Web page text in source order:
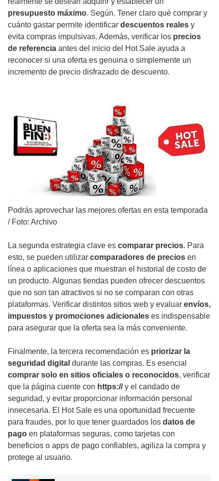
presupuesto máximo. Según. Tener claro qué comprar y
cuánto gastar permite identificar descuentos reales y
evita compras impulsivas. Además, verificar los precios
de referencia antes del inicio del Hot Sale ayuda a
reconocer si una oferta es genuina o simplemente un
incremento de precio disfrazado de descuento.
Podrás aprovechar las mejores ofertas en esta temporada
/ Foto: Archivo
La segunda estrategia clave es comparar precios. Para
esto, se pueden utilizar comparadores de precios en
línea o aplicaciones que muestran el historial de costo de
un producto. Algunas tiendas pueden ofrecer descuentos
que no son tan atractivos si no se comparan con otras
plataformas. Verificar distintos sitios web y evaluar envíos,
impuestos y promociones adicionales es indispensable
para asegurar que la oferta sea la más conveniente.
Finalmente, la tercera recomendación es priorizar la
seguridad digital durante las compras. Es esencial
comprar solo en sitios oficiales o reconocidos, verificar
que la página cuente con https://y el candado de
seguridad, y evitar proporcionar información personal
innecesaria. El Hot Sale es una oportunidad frecuente
para fraudes, por lo que tener guardados los datos de
pago en plataformas seguras, como tarjetas con
beneficios o apps de pago confiables, agiliza la compra y
protege al usuario.